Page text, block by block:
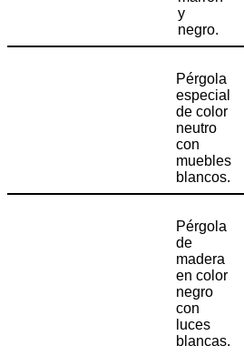
y
negro.
Pérgola
especial
de color
neutro
con
muebles
blancos.
Pérgola
de
madera
en color
negro
con
luces
blancas.